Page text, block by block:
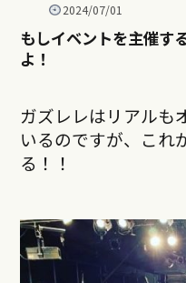
2024/07/01
もしイベントを主催す
よ！
ガズレレはリアルも
いるのですが、これ
る！！